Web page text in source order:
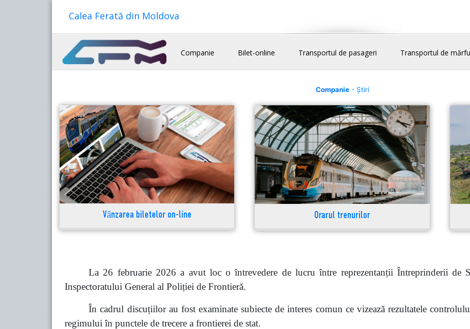
Calea Ferată din Moldova
Companie Bilet-online Transportul de pasageri Transportul de
Companie- Știri
Vânzarea biletelor on-line Orarul trenurilor
La 26 februarie 2026 a avut loc o întrevedere de lucru între reprezentanții Întreprinderii de
Inspectoratului General al Poliției de Frontieră.
În cadrul discuțiilor au fost examinate subiecte de interes comun ce vizează rezultatele
regimului în punctele de trecere a frontierei de stat.